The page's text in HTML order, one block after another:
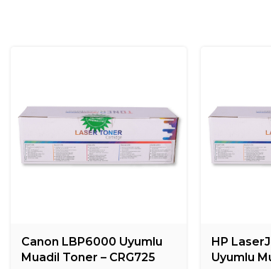
Canon LBP6000 Uyumlu
Muadil Toner – CRG725
HP
Uyumlu